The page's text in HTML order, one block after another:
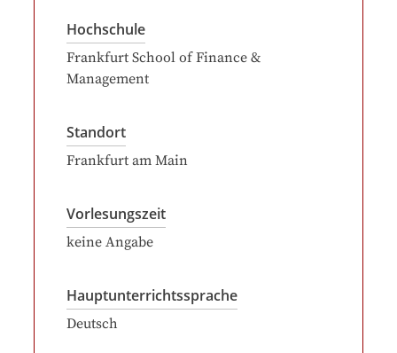
Hochschule
Frankfurt School of Finance &
Management
Standort
Frankfurt am Main
Vorlesungszeit
keine Angabe
Hauptunterrichtssprache
Deutsch